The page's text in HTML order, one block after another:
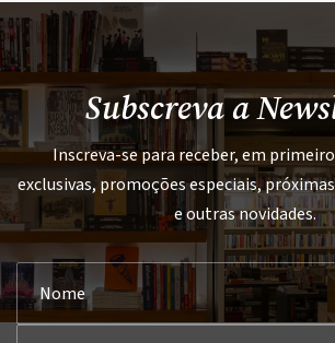
Subscreva a
Inscreva-se para receber, em
exclusivas, promoções especiais,
e outras novidades.